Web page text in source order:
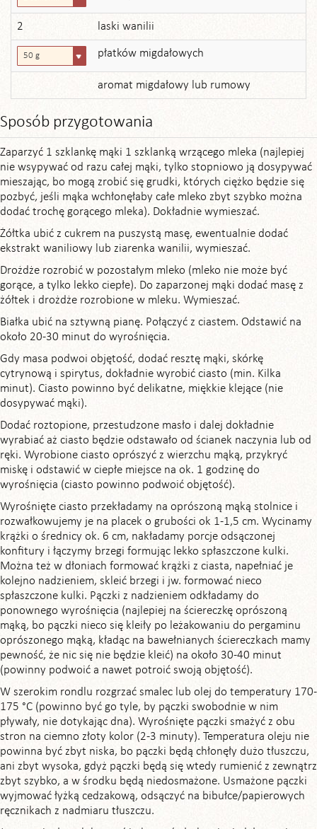
2 laski wanilii
50 g płatków migdałowych
aromat migdałowy lub rumowy
Sposób przygotowania
Zaparzyć 1 szklankę mąki 1 szklanką wrzącego mleka (najlepiej
nie wsypywać od razu całej mąki, tylko stopniowo ją dosypywać
mieszając, bo mogą zrobić się grudki, których ciężko będzie się
pozbyć, jeśli mąka wchłonęłaby całe mleko zbyt szybko można
dodać trochę gorącego mleka). Dokładnie wymieszać.
Żółtka ubić z cukrem na puszystą masę, ewentualnie dodać
ekstrakt waniliowy lub ziarenka wanilii, wymieszać.
Drożdże rozrobić w pozostałym mleko (mleko nie może być
gorące, a tylko lekko ciepłe). Do zaparzonej mąki dodać masę z
żółtek i drożdże rozrobione w mleku. Wymieszać.
Białka ubić na sztywną pianę. Połączyć z ciastem. Odstawić na
około 20-30 minut do wyrośnięcia.
Gdy masa podwoi objętość, dodać resztę mąki, skórkę
cytrynową i spirytus, dokładnie wyrobić ciasto (min. Kilka
minut). Ciasto powinno być delikatne, miękkie klejące (nie
dosypywać mąki).
Dodać roztopione, przestudzone masło i dalej dokładnie
wyrabiać aż ciasto będzie odstawało od ścianek naczynia lub od
ręki. Wyrobione ciasto oprószyć z wierzchu mąką, przykryć
miskę i odstawić w ciepłe miejsce na ok. 1 godzinę do
wyrośnięcia (ciasto powinno podwoić objętość).
Wyrośnięte ciasto przekładamy na oprószoną mąką stolnice i
rozwałkowujemy je na placek o grubości ok 1-1,5 cm. Wycinamy
krążki o średnicy ok. 6 cm, nakładamy porcje odsączonej
konfitury i łączymy brzegi formując lekko spłaszczone kulki.
Można też w dłoniach formować krążki z ciasta, napełniać je
kolejno nadzieniem, skleić brzegi i jw. formować nieco
spłaszczone kulki. Pączki z nadzieniem odkładamy do
ponownego wyrośnięcia (najlepiej na ściereczkę oprószoną
mąką, bo pączki nieco się kleiły po leżakowaniu do pergaminu
oprószonego mąką, kładąc na bawełnianych ściereczkach mamy
pewność, że nic się nie będzie kleić) na około 30-40 minut
(powinny podwoić a nawet potroić swoją objętość).
W szerokim rondlu rozgrzać smalec lub olej do temperatury 170-
175 °C (powinno być go tyle, by pączki swobodnie w nim
pływały, nie dotykając dna). Wyrośnięte pączki smażyć z obu
stron na ciemno złoty kolor (2-3 minuty). Temperatura oleju nie
powinna być zbyt niska, bo pączki będą chłonęły dużo tłuszczu,
ani zbyt wysoka, gdyż pączki będą się wtedy rumienić z zewnątrz
zbyt szybko, a w środku będą niedosmażone. Usmażone pączki
wyjmować łyżką cedzakową, odsączyć na bibułce/papierowych
ręcznikach z nadmiaru tłuszczu.